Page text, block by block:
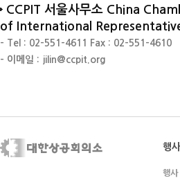
CCPIT 서울사무소 China
of International
- Tel : 02-551-4611
Fax : 02-551-4610
- 이메일 : jilin@ccpit.org
행
행사